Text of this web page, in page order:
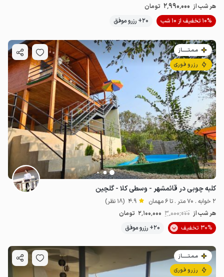
هر شب از 2٬990٬000 تومان
10% تخفیف از 10 شب
20+ رزرو موفق
مـمـتــــــاز
رزرو فوری
کلبه چوبی در قائمشهر - وسطی کلا - گلچین
2 خوابه . 70 متر . تا 6 مهمان 4.9 (18 نظر)
هر شب از 3٬000٬000 2٬100٬000 تومان
30% تخفیف
20+ رزرو موفق
مـمـتــــــاز
رزرو فوری